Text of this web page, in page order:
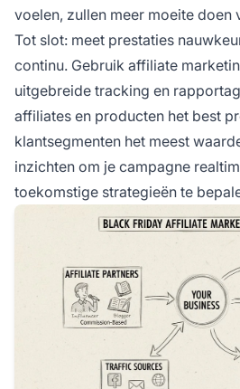
voelen, zullen meer moeite
Tot slot: meet prestaties
continu. Gebruik affiliate
uitgebreide tracking en
affiliates en producten het best
klantsegmenten het meest
inzichten om je campagne
toekomstige strategieën te